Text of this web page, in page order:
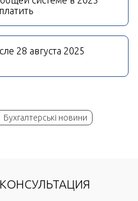
Бухгалтерські новини
28 августа 2025